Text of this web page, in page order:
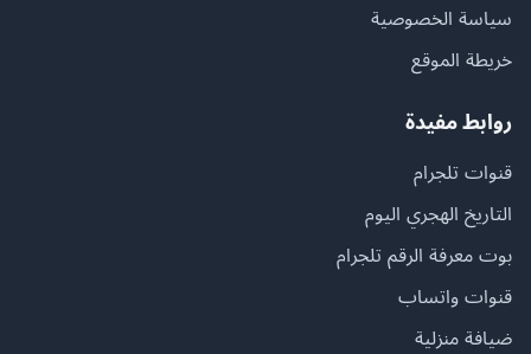
سياسة الخصوصية
خريطة الموقع
روابط مفيدة
قنوات تلجرام
التاريخ الهجري اليوم
بوت معرفة الرقم تلجرام
قنوات واتساب
ضيافة منزلية